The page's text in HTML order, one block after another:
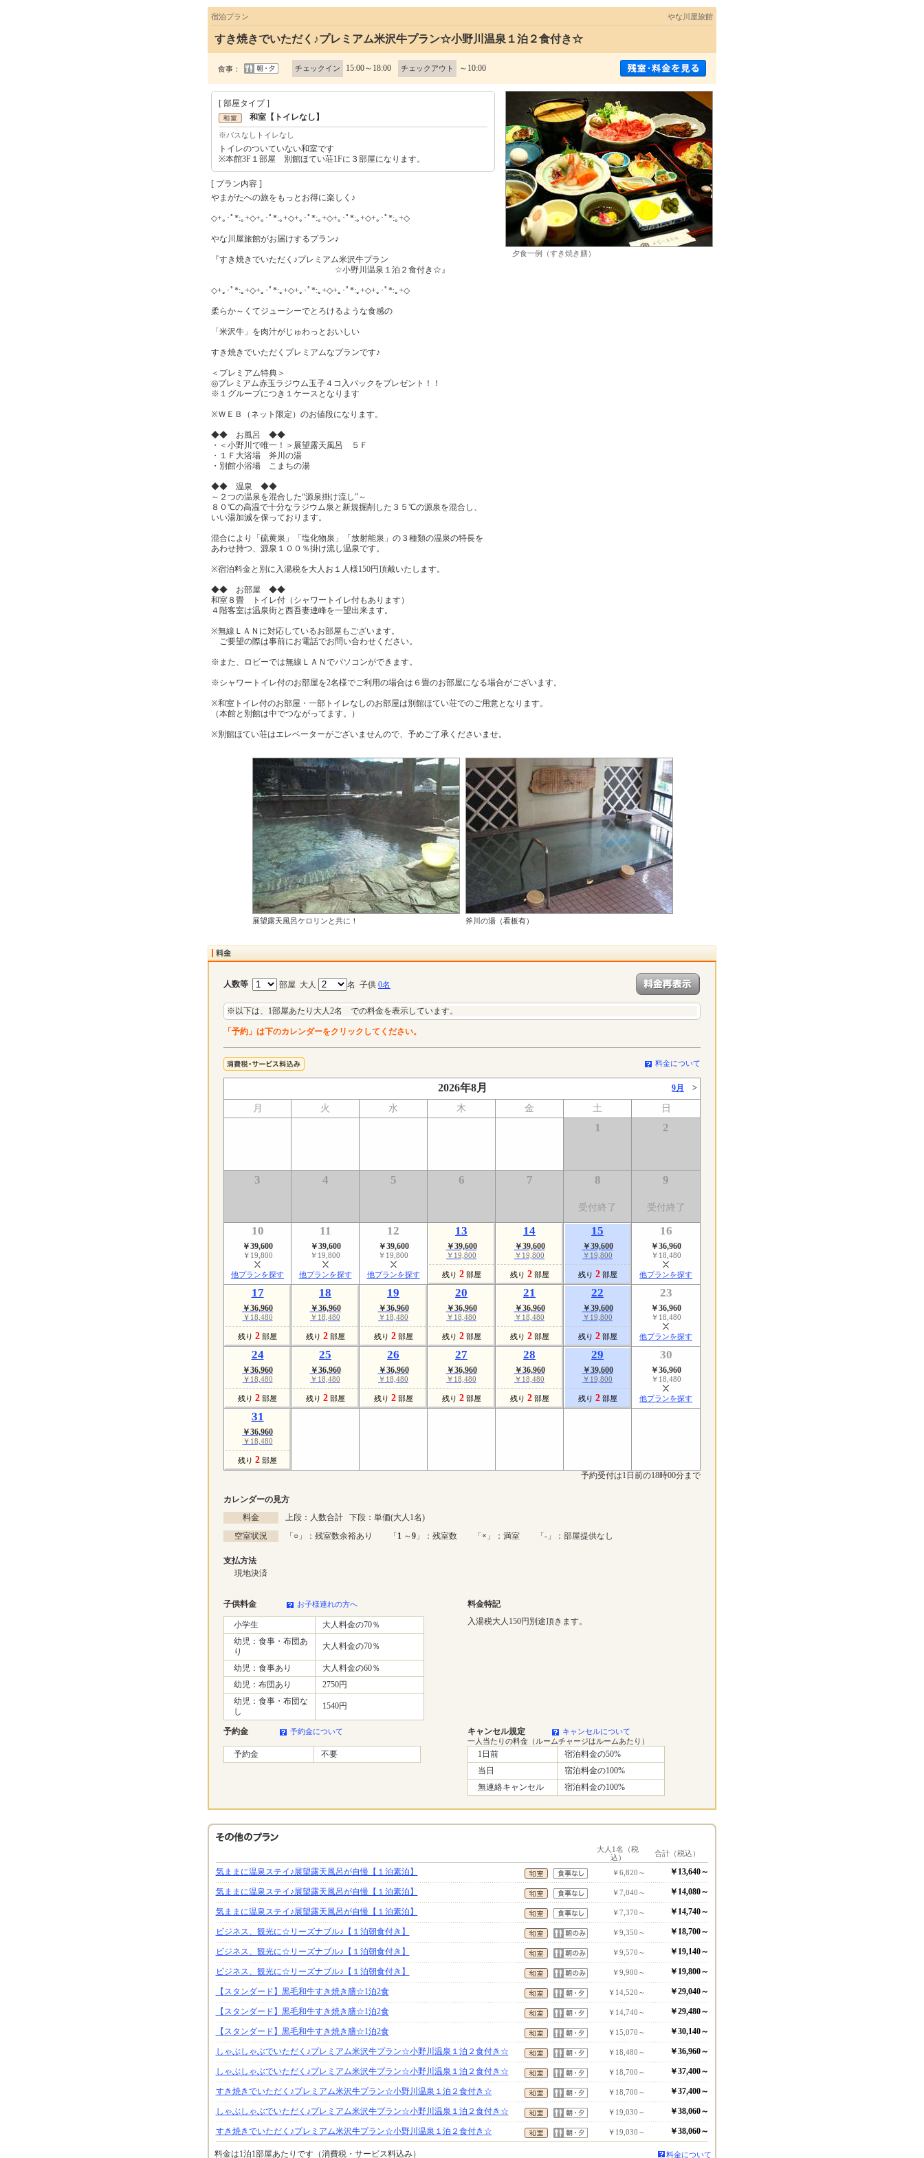
宿泊プラン やな川屋旅館
すき焼きでいただく♪プレミアム米沢牛プラン☆小野川温泉１泊２食付き☆
食事： チェックイン 15:00～18:00 チェックアウト ～10:00
[ 部屋タイプ ]
和室【トイレなし】
※バスなしトイレなし
トイレのついていない和室です
※本館3F１部屋 別館ほてい荘1Fに３部屋になります。
夕食一例（すき焼き膳）
[ プラン内容 ]
やまがたへの旅をもっとお得に楽しく♪
◇+｡･ﾟ*:｡+◇+｡･ﾟ*:｡+◇+｡･ﾟ*:｡+◇+｡･ﾟ*:｡+◇+｡･ﾟ*:｡+◇
やな川屋旅館がお届けするプラン♪
『すき焼きでいただく♪プレミアム米沢牛プラン
☆小野川温泉１泊２食付き☆』
◇+｡･ﾟ*:｡+◇+｡･ﾟ*:｡+◇+｡･ﾟ*:｡+◇+｡･ﾟ*:｡+◇+｡･ﾟ*:｡+◇
柔らか～くてジューシーでとろけるような食感の
「米沢牛」を肉汁がじゅわっとおいしい
すき焼きでいただくプレミアムなプランです♪
＜プレミアム特典＞
◎プレミアム赤玉ラジウム玉子４コ入パックをプレゼント！！
※１グループにつき１ケースとなります
※ＷＥＢ（ネット限定）のお値段になります。
◆◆ お風呂 ◆◆
・＜小野川で唯一！＞展望露天風呂 ５Ｆ
・１Ｆ大浴場 斧川の湯
・別館小浴場 こまちの湯
◆◆ 温泉 ◆◆
～２つの温泉を混合した“源泉掛け流し”～
８０℃の高温で十分なラジウム泉と新規掘削した３５℃の源泉を混合し、
いい湯加減を保っております。
混合により「硫黄泉」「塩化物泉」「放射能泉」の３種類の温泉の特長を
あわせ持つ、源泉１００％掛け流し温泉です。
※宿泊料金と別に入湯税を大人お１人様150円頂戴いたします。
◆◆ お部屋 ◆◆
和室８畳 トイレ付（シャワートイレ付もあります）
４階客室は温泉街と西吾妻連峰を一望出来ます。
※無線ＬＡＮに対応しているお部屋もございます。
ご要望の際は事前にお電話でお問い合わせください。
※また、ロビーでは無線ＬＡＮでパソコンができます。
※シャワートイレ付のお部屋を2名様でご利用の場合は６畳のお部屋になる場合がございます。
※和室トイレ付のお部屋・一部トイレなしのお部屋は別館ほてい荘でのご用意となります。
（本館と別館は中でつながってます。）
※別館ほてい荘はエレベーターがございませんので、予めご了承くださいませ。
展望露天風呂ケロリンと共に！ 斧川の湯（看板有）
人数等 部屋 大人 名 子供 0名
※以下は、1部屋あたり大人2名 での料金を表示しています。
「予約」は下のカレンダーをクリックしてください。
料金について
2026年8月 9月 >
月 火 水 木 金 土 日
1 2
3 4 5 6 7 8
受付終了
9
受付終了
10
￥39,600
￥19,800
他プランを探す
11
￥39,600
￥19,800
他プランを探す
12
￥39,600
￥19,800
他プランを探す
13
￥39,600
￥19,800
残り 2 部屋
14
￥39,600
￥19,800
残り 2 部屋
15
￥39,600
￥19,800
残り 2 部屋
16
￥36,960
￥18,480
他プランを探す
17
￥36,960
￥18,480
残り 2 部屋
18
￥36,960
￥18,480
残り 2 部屋
19
￥36,960
￥18,480
残り 2 部屋
20
￥36,960
￥18,480
残り 2 部屋
21
￥36,960
￥18,480
残り 2 部屋
22
￥39,600
￥19,800
残り 2 部屋
23
￥36,960
￥18,480
他プランを探す
24
￥36,960
￥18,480
残り 2 部屋
25
￥36,960
￥18,480
残り 2 部屋
26
￥36,960
￥18,480
残り 2 部屋
27
￥36,960
￥18,480
残り 2 部屋
28
￥36,960
￥18,480
残り 2 部屋
29
￥39,600
￥19,800
残り 2 部屋
30
￥36,960
￥18,480
他プランを探す
31
￥36,960
￥18,480
残り 2 部屋
予約受付は1日前の18時00分まで
カレンダーの見方
料金
上段：人数合計 下段：単価(大人1名)
空室状況
「○ 」：残室数余裕あり 「1 ～9 」：残室数 「× 」：満室 「-」：部屋提供なし
支払方法
現地決済
子供料金 お子様連れの方へ 料金特記
小学生
大人料金の70％
幼児：食事・布団あ
り
大人料金の70％
幼児：食事あり
大人料金の60％
幼児：布団あり
2750円
幼児：食事・布団な
し
1540円
入湯税大人150円別途頂きます。
予約金 予約金について キャンセル規定
キャンセルについて
一人当たりの料金（ルームチャージはルームあたり）
予約金 不要 1日前
宿泊料金の50%
当日
宿泊料金の100%
無連絡キャンセル
宿泊料金の100%
大人1名（税
込）
合計（税込）
気ままに温泉ステイ♪展望露天風呂が自慢【１泊素泊】 ￥6,820～ ￥13,640～
気ままに温泉ステイ♪展望露天風呂が自慢【１泊素泊】 ￥7,040～ ￥14,080～
気ままに温泉ステイ♪展望露天風呂が自慢【１泊素泊】 ￥7,370～ ￥14,740～
ビジネス、観光に☆リーズナブル♪【１泊朝食付き】 ￥9,350～ ￥18,700～
ビジネス、観光に☆リーズナブル♪【１泊朝食付き】 ￥9,570～ ￥19,140～
ビジネス、観光に☆リーズナブル♪【１泊朝食付き】 ￥9,900～ ￥19,800～
【スタンダード】黒毛和牛すき焼き膳☆1泊2食 ￥14,520～ ￥29,040～
【スタンダード】黒毛和牛すき焼き膳☆1泊2食 ￥14,740～ ￥29,480～
【スタンダード】黒毛和牛すき焼き膳☆1泊2食 ￥15,070～ ￥30,140～
しゃぶしゃぶでいただく♪プレミアム米沢牛プラン☆小野川温泉１泊２食付き☆ ￥18,480～ ￥36,960～
しゃぶしゃぶでいただく♪プレミアム米沢牛プラン☆小野川温泉１泊２食付き☆ ￥18,700～ ￥37,400～
すき焼きでいただく♪プレミアム米沢牛プラン☆小野川温泉１泊２食付き☆ ￥18,700～ ￥37,400～
しゃぶしゃぶでいただく♪プレミアム米沢牛プラン☆小野川温泉１泊２食付き☆ ￥19,030～ ￥38,060～
すき焼きでいただく♪プレミアム米沢牛プラン☆小野川温泉１泊２食付き☆ ￥19,030～ ￥38,060～
料金は1泊1部屋あたりです（消費税・サービス料込み） 料金について